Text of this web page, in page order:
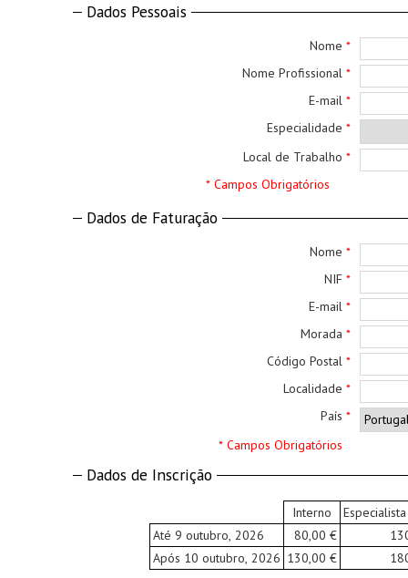
Dados Pessoais
Nome *
Nome Profissional *
E-mail *
Especialidade *
Local de Trabalho *
* Campos Obrigatórios
Dados de Faturação
Nome *
NIF *
E-mail *
Morada *
Código Postal *
Localidade *
País *
* Campos Obrigatórios
Dados de Inscrição
Interno
Até 9 outubro, 2026
80,00 €
Após 10 outubro, 2026 130,00 €